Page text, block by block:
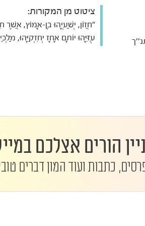
ציטוט מן המקורות:
"חֲזוֹן, יְשַׁעְיָהוּ בֶן-אָמוֹץ, אֲשֶׁר
עֻזִּיָּהוּ יוֹתָם אָחָז יְחִזְקִיָּהוּ,